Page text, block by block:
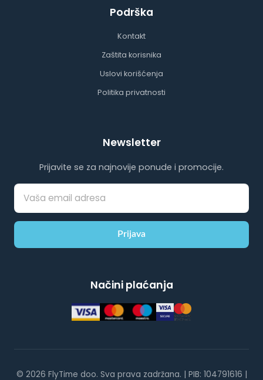
Podrška
Kontakt
Zaštita korisnika
Uslovi korišćenja
Politika privatnosti
Newsletter
Prijavite se za najnovije ponude i promocije.
Prijava
Načini plaćanja
© 2026 FlyTime doo. Sva prava zadržana. | PIB: 104791616 |